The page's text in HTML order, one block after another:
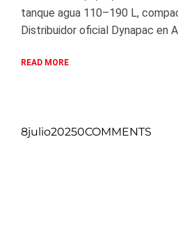
tanque agua 110–190 L,
Distribuidor oficial Dynapac en
READ MORE
8julio20250COMMENTS